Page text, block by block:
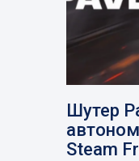
Шутер
Steam